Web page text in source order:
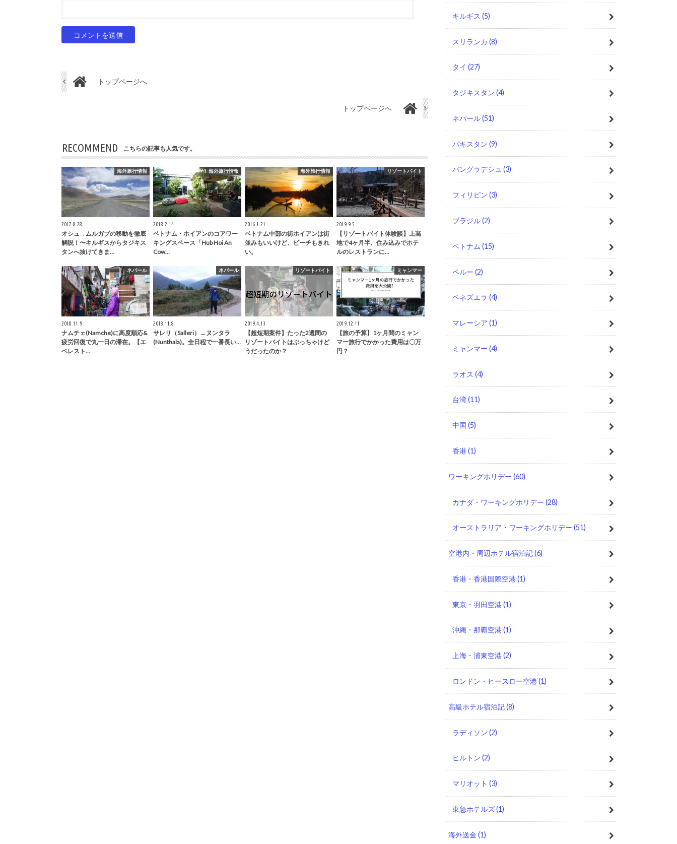
トップページへ
トップページへ
RECOMMEND こちらの記事も人気です。
海外旅行情報
2017.8.28
オシュ→ムルガブの移動を徹底
解説！〜キルギスからタジキス
タンへ抜けてきま…
海外旅行情報
2018.2.14
ベトナム・ホイアンのコアワー
キングスペース「Hub Hoi An
Cow…
海外旅行情報
2016.1.21
ベトナム中部の街ホイアンは街
並みもいいけど、ビーチもきれ
い。
リゾートバイト
2019.9.5
【リゾートバイト体験談】上高
地で4ヶ月半、住み込みでホテ
ルのレストランに…
ネパール
2018.11.9
ナムチェ(Namche)に高度順応&
疲労回復で丸一日の滞在。【エ
ベレスト…
ネパール
2018.11.8
サレリ（Salleri）→ヌンタラ
(Nunthala)。全日程で一番長い…
リゾートバイト
2019.4.13
【超短期案件】たった2週間の
リゾートバイトはぶっちゃけど
うだったのか？
ミャンマー
2019.12.11
【旅の予算】1ヶ月間のミャン
マー旅行でかかった費用は〇万
円？
キルギス (5)
スリランカ (8)
タイ (27)
タジキスタン (4)
ネパール(51)
パキスタン (9)
バングラデシュ (3)
フィリピン (3)
ブラジル(2)
ベトナム (15)
ペルー (2)
ベネズエラ (4)
マレーシア (1)
ミャンマー (4)
ラオス (4)
台湾(11)
中国 (5)
香港(1)
ワーキングホリデー(60)
カナダ・ワーキングホリデー (28)
オーストラリア・ワーキングホリデー (51)
空港内・周辺ホテル宿泊記(6)
香港・香港国際空港(1)
東京・羽田空港(1)
沖縄・那覇空港(1)
上海・浦東空港(2)
ロンドン・ヒースロー空港(1)
高級ホテル宿泊記(8)
ラディソン (2)
ヒルトン (2)
マリオット (3)
東急ホテルズ(1)
海外送金(1)